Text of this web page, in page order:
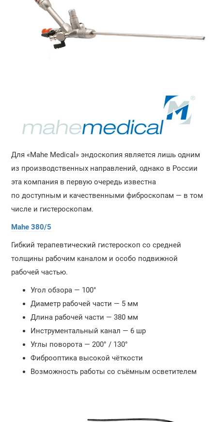
Для «Mahe Medical» эндоскопия является лишь одним
из производственных направлений, однако в России
эта компания в первую очередь известна
по доступным и качественными фиброскопам — в том
числе и гистероскопам.
Mahe 380/5
Гибкий терапевтический гистероскоп со средней
толщины рабочим каналом и особо подвижной
рабочей частью.
Угол обзора — 100°
Диаметр рабочей части — 5 мм
Длина рабочей части — 380 мм
Инструментальный канал — 6 шр
Углы поворота — 200° / 130°
Фиброоптика высокой чёткости
Возможность работы со съёмным осветителем